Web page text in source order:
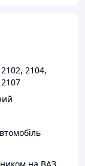
2102, 2104,
2107